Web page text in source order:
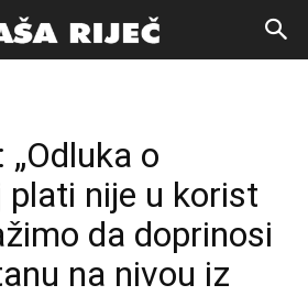
o
plati nije u korist
da doprinosi
na nivou iz